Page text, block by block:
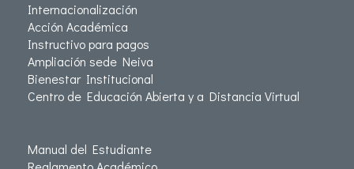
Internacionalización
Acción Académica
Instructivo para pagos
Ampliación sede Neiva
Bienestar Institucional
Centro de Educación Abierta y a Distancia Virtual
Manual del Estudiante